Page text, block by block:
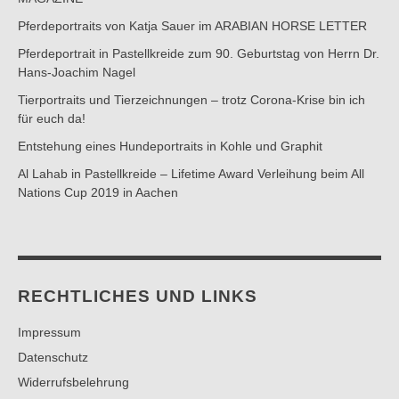
Pferdeportraits von Katja Sauer im ARABIAN HORSE LETTER
Pferdeportrait in Pastellkreide zum 90. Geburtstag von Herrn Dr.
Hans-Joachim Nagel
Tierportraits und Tierzeichnungen – trotz Corona-Krise bin ich
für euch da!
Entstehung eines Hundeportraits in Kohle und Graphit
Al Lahab in Pastellkreide – Lifetime Award Verleihung beim All
Nations Cup 2019 in Aachen
RECHTLICHES UND LINKS
Impressum
Datenschutz
Widerrufsbelehrung